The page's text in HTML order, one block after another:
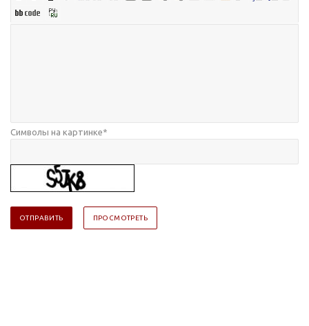
Символы на картинке*